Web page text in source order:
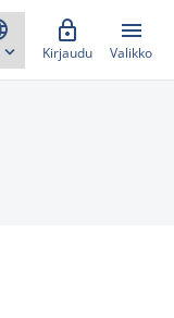
Kirjaudu Valikko